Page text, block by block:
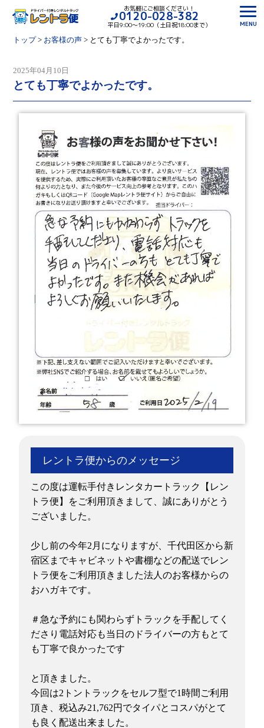
お気軽にご相談ください！
0120-028-382
平日9:00〜19:00（土日祝18:00まで）
MENU
トップ> お客様の声> とても丁寧でよかったです。
2025年04月10日
とても丁寧でよかったです。
レントラ便からのメッセージ
この度は運転手付きレンタカートラック【レン
トラ便】をご利用頂きまして、誠にありがとう
ございました。
少し前の今年2月になりますが、千代田区から新
宿区までキャビネットや書棚などの配送でレン
トラ便をご利用頂きました法人のお客様からの
おハガキです。
＃急な予約にも関わらずトラックを手配してく
ださり電話対応も当日のドライバーの方もとて
も丁寧で良かったです
と頂きました。
今回は2トントラックをセルフ型で1時間ご利用
頂き、税込み21,762円でタイパとコスパがとて
も良く配送出来ました。